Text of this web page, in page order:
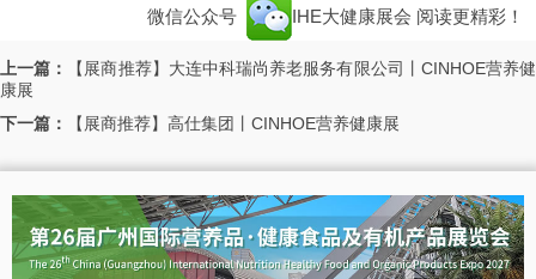
微信公众号 IHE大健康展会 阅读更精彩！
上一篇：
【展商推荐】大连中科瑞尚养老服务有限公司丨CINHOE营养健
康展
下一篇：
【展商推荐】高仕集团丨CINHOE营养健康展